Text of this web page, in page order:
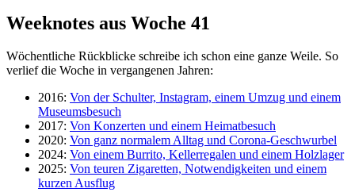
Weeknotes aus Woche 41
Wöchentliche Rückblicke schreibe ich schon eine ganze Weile. So
verlief die Woche in vergangenen Jahren:
2016: Von der Schulter, Instagram, einem Umzug und einem
Museumsbesuch
2017: Von Konzerten und einem Heimatbesuch
2020: Von ganz normalem Alltag und Corona-Geschwurbel
2024: Von einem Burrito, Kellerregalen und einem Holzlager
2025: Von teuren Zigaretten, Notwendigkeiten und einem
kurzen Ausflug